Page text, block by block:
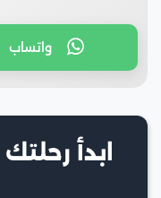
واتساب
ابدأ